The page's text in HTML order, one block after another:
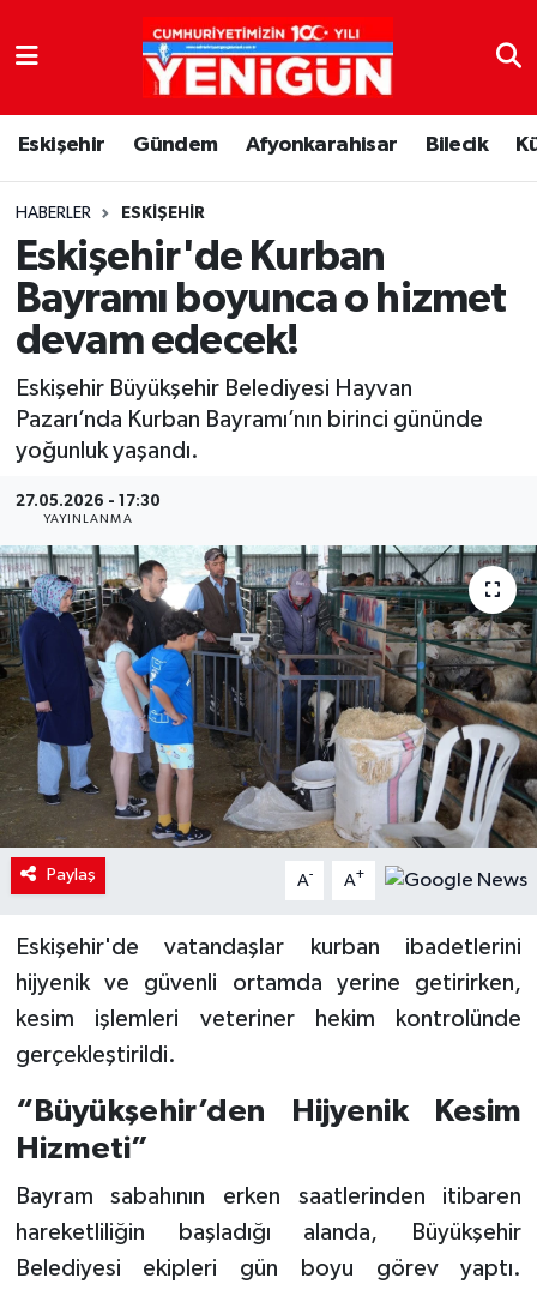
Eskişehir Gündem Afyonkarahisar Bilecik
HABERLER ESKIŞEHIR
Eskişehir'de Kurban
Bayramı boyunca o hizmet
devam edecek!
Eskişehir Büyükşehir Belediyesi Hayvan
Pazarı’nda Kurban Bayramı’nın birinci gününde
yoğunluk yaşandı.
27.05.2026 - 17:30
YAYINLANMA
Paylaş A- A+
Eskişehir'de vatandaşlar kurban ibadetlerini
hijyenik ve güvenli ortamda yerine getirirken,
kesim işlemleri veteriner hekim kontrolünde
gerçekleştirildi.
“Büyükşehir’den Hijyenik Kesim
Hizmeti”
Bayram sabahının erken saatlerinden itibaren
hareketliliğin başladığı alanda, Büyükşehir
Belediyesi ekipleri gün boyu görev yaptı.
Nöbetçi Eczaneler
Hava Durumu
Trafik Durumu
Süper Lig Puan Durumu ve Fikstür
Tüm Manşetler
Son Dakika Haberleri
Haber Arşivi